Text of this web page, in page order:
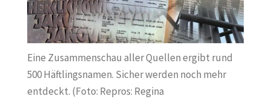
Eine Zusammenschau aller Quellen ergibt rund
500 Häftlingsnamen. Sicher werden noch mehr
entdeckt. (Foto: Repros: Regina